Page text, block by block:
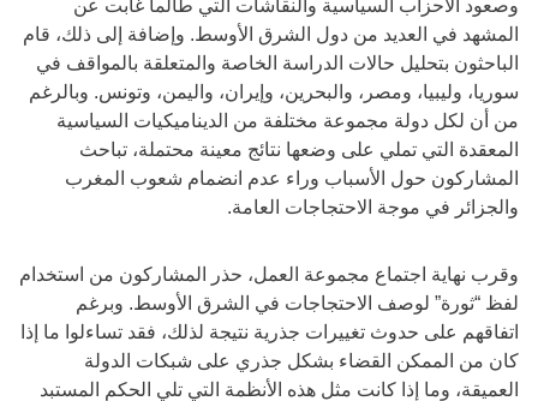
وصعود الأحزاب السياسية والنقاشات التي طالما غابت عن
المشهد في العديد من دول الشرق الأوسط. وإضافة إلى ذلك، قام
الباحثون بتحليل حالات الدراسة الخاصة والمتعلقة بالمواقف في
سوريا، وليبيا، ومصر، والبحرين، وإيران، واليمن، وتونس. وبالرغم
من أن لكل دولة مجموعة مختلفة من الديناميكيات السياسية
المعقدة التي تملي على وضعها نتائج معينة محتملة، تباحث
المشاركون حول الأسباب وراء عدم انضمام شعوب المغرب
والجزائر في موجة الاحتجاجات العامة.
وقرب نهاية اجتماع مجموعة العمل، حذر المشاركون من استخدام
لفظ “ثورة” لوصف الاحتجاجات في الشرق الأوسط. وبرغم
اتفاقهم على حدوث تغييرات جذرية نتيجة لذلك، فقد تساءلوا ما إذا
كان من الممكن القضاء بشكل جذري على شبكات الدولة
العميقة، وما إذا كانت مثل هذه الأنظمة التي تلي الحكم المستبد